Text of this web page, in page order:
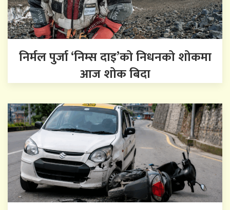
निर्मल पुर्जा ‘निम्स दाइ’को निधनको शोकमा
आज शोक बिदा